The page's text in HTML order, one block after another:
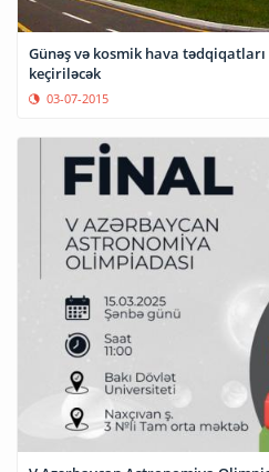
Günəş və kosmik hava
keçiriləcək
03-07-2015